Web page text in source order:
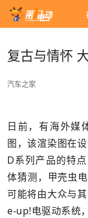
复古与情怀
汽车之家
日前，有海外媒
图，该渲染图在
D系列产品的特
体猜测，甲壳虫
可能将由大众与
e-up!电驱动系统